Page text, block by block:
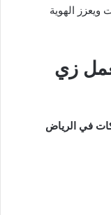
الهوية
زي
في الرياض